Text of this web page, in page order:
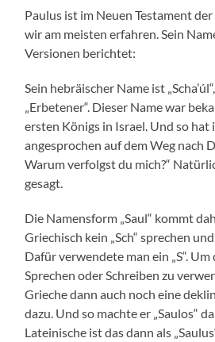
Paulus ist im Neuen Testament
wir am meisten erfahren. Sein
Versionen berichtet:
Sein hebräischer Name ist
„Erbetener“. Dieser Name war
ersten Königs in Israel. Und so hat
angesprochen auf dem Weg nach
Warum verfolgst du mich?“
gesagt.
Die Namensform „Saul“ kommt
Griechisch kein „Sch“ sprechen
Dafür verwendete man ein „S“.
Sprechen oder Schreiben zu
Grieche dann auch noch eine
dazu. Und so machte er „Saulos“
Lateinische ist das dann als